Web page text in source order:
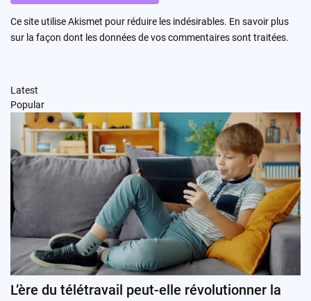
Ce site utilise Akismet pour réduire les indésirables. En savoir plus
sur la façon dont les données de vos commentaires sont traitées.
Latest
Popular
L’ère du télétravail peut-elle révolutionner la